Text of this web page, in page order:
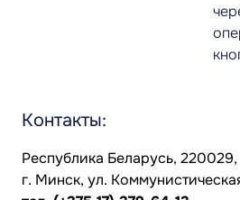
Контакты:
Республика Беларусь, 220029,
г. Минск, ул.